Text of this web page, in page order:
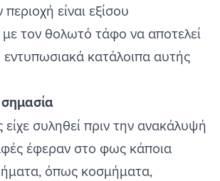
είναι εξίσου
με τον θολωτό τάφο να αποτελεί
εντυπωσιακά κατάλοιπα αυτής
συληθεί πριν την ανακάλυψή
έφεραν στο φως κάποια
όπως κοσμήματα,